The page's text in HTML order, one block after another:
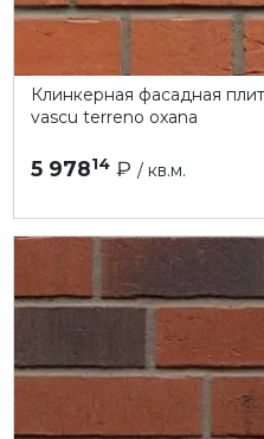
Клинкерная фасадная
vascu terreno oxana
5 97814₽ / кв.м.